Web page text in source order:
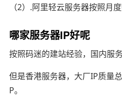
（2）.阿里轻云服务器按照月
哪家服务器IP好呢
按照码迷的建站经验，国内服
但是香港服务器，大厂IP质量
P。